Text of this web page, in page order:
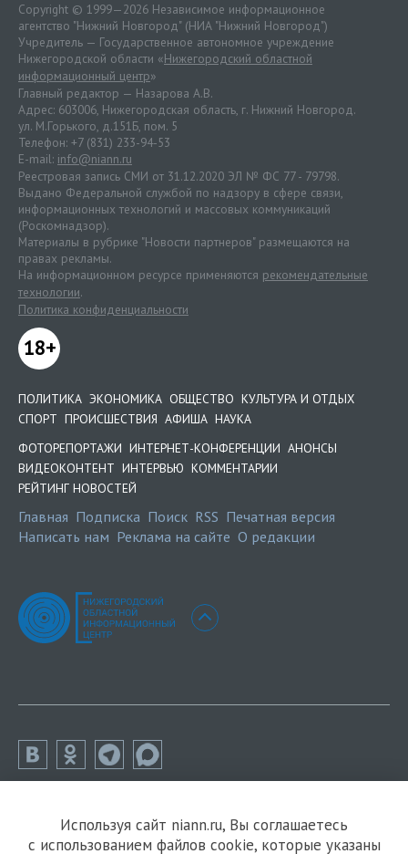
Copyright © 1999—2026 Независимое информационное
агентство "Нижний Новгород" (НИА "Нижний Новгород")
Учредитель — Государственное автономное учреждение
Нижегородской области «Нижегородский областной
информационный центр»
Главный редактор — Назарова А.В.
Адрес: 603006, Нижегородская область, г. Нижний Новгород.
ул. М.Горького, д.151Б, пом. 5
Телефон: +7 (831) 233-94-53
E-mail: info@niann.ru
Реестровая запись СМИ от 31.12.2020 ЭЛ № ФС 77 - 79798.
Выдано Федеральной службой по надзору в сфере связи,
информационных технологий и массовых коммуникаций
(Роскомнадзор).
Материалы в рубрике "Новости партнеров" размещаются на
правах рекламы.
На информационном ресурсе применяются рекомендательные
технологии.
Политика конфиденциальности
18+
ПОЛИТИКА ЭКОНОМИКА ОБЩЕСТВО КУЛЬТУРА И ОТДЫХ
СПОРТ ПРОИСШЕСТВИЯ АФИША НАУКА
ФОТОРЕПОРТАЖИ ИНТЕРНЕТ-КОНФЕРЕНЦИИ АНОНСЫ
ВИДЕОКОНТЕНТ ИНТЕРВЬЮ КОММЕНТАРИИ
РЕЙТИНГ НОВОСТЕЙ
Главная Подписка Поиск RSS Печатная версия
Написать нам Реклама на сайте О редакции
Используя сайт niann.ru, Вы соглашаетесь
с использованием файлов cookie, которые указаны